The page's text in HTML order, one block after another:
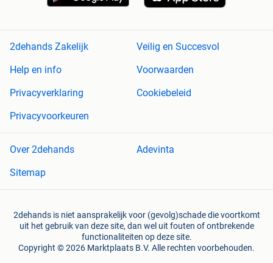
2dehands Zakelijk
Veilig en Succesvol
Help en info
Voorwaarden
Privacyverklaring
Cookiebeleid
Privacyvoorkeuren
Over 2dehands
Adevinta
Sitemap
2dehands is niet aansprakelijk voor (gevolg)schade die voortkomt
uit het gebruik van deze site, dan wel uit fouten of ontbrekende
functionaliteiten op deze site.
Copyright © 2026 Marktplaats B.V. Alle rechten voorbehouden.